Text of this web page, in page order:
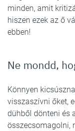
minden, amit
hiszen ezek az ő
ebben!
Ne mondd,
Könnyen
visszaszívni őket,
dühből dönteni és
összecsomagolni,